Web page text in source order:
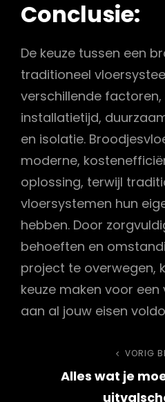
Conclusie:
De keuze tussen een
traditioneel
verschillende
installatietijd,
en isolatie.
moderne,
oplossing, terwijl
vloersystemen hun
hebben. Door
behoeften en
project te overwegen,
keuze maken voor
aan al jouw eisen
navigatie
VORIG
Alles wat je